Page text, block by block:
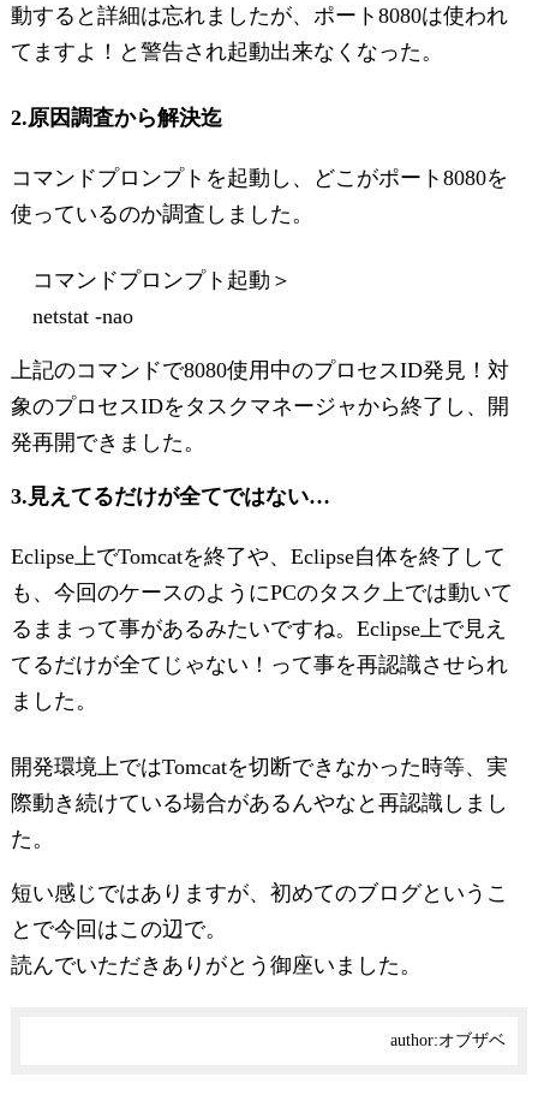
動すると詳細は忘れましたが、ポート8080は使われ
てますよ！と警告され起動出来なくなった。
2.原因調査から解決迄
コマンドプロンプトを起動し、どこがポート8080を
使っているのか調査しました。
コマンドプロンプト起動＞
netstat -nao
上記のコマンドで8080使用中のプロセスID発見！対
象のプロセスIDをタスクマネージャから終了し、開
発再開できました。
3.見えてるだけが全てではない…
Eclipse上でTomcatを終了や、Eclipse自体を終了して
も、今回のケースのようにPCのタスク上では動いて
るままって事があるみたいですね。Eclipse上で見え
てるだけが全てじゃない！って事を再認識させられ
ました。
開発環境上ではTomcatを切断できなかった時等、実
際動き続けている場合があるんやなと再認識しまし
た。
短い感じではありますが、初めてのブログというこ
とで今回はこの辺で。
読んでいただきありがとう御座いました。
author:オブザベ